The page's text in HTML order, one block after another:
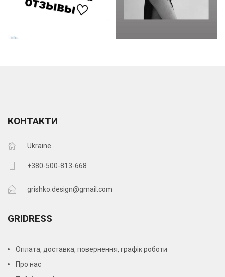
КОНТАКТИ
Ukraine
+380-500-813-668
grishko.design@gmail.com
GRIDRESS
Оплата, доставка, повернення, графік роботи
Про нас